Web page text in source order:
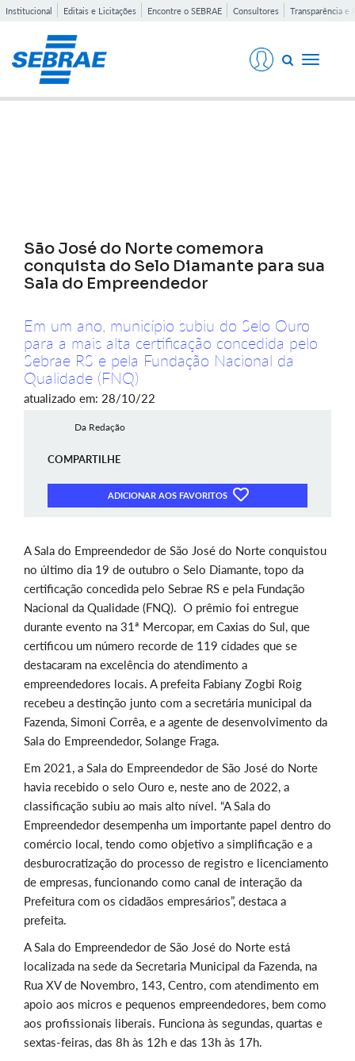
Institucional Editais e Licitações Encontre o SEBRAE Consultores Transparência e
Toggle
São José do Norte comemora
conquista do Selo Diamante para sua
Sala do Empreendedor
Em um ano, município subiu do Selo Ouro
para a mais alta certificação concedida pelo
Sebrae RS e pela Fundação Nacional da
Qualidade (FNQ)
atualizado em: 28/10/22
Da Redação
COMPARTILHE
ADICIONAR AOS FAVORITOS
A Sala do Empreendedor de São José do Norte conquistou
no último dia 19 de outubro o Selo Diamante, topo da
certificação concedida pelo Sebrae RS e pela Fundação
Nacional da Qualidade (FNQ). O prêmio foi entregue
durante evento na 31ª Mercopar, em Caxias do Sul, que
certificou um número recorde de 119 cidades que se
destacaram na excelência do atendimento a
empreendedores locais. A prefeita Fabiany Zogbi Roig
recebeu a destinção junto com a secretária municipal da
Fazenda, Simoni Corrêa, e a agente de desenvolvimento da
Sala do Empreendedor, Solange Fraga.
Em 2021, a Sala do Empreendedor de São José do Norte
havia recebido o selo Ouro e, neste ano de 2022, a
classificação subiu ao mais alto nível. “A Sala do
Empreendedor desempenha um importante papel dentro do
comércio local, tendo como objetivo a simplificação e a
desburocratização do processo de registro e licenciamento
de empresas, funcionando como canal de interação da
Prefeitura com os cidadãos empresários”, destaca a
prefeita.
A Sala do Empreendedor de São José do Norte está
localizada na sede da Secretaria Municipal da Fazenda, na
Rua XV de Novembro, 143, Centro, com atendimento em
apoio aos micros e pequenos empreendedores, bem como
aos profissionais liberais. Funciona às segundas, quartas e
sextas-feiras, das 8h às 12h e das 13h às 17h.